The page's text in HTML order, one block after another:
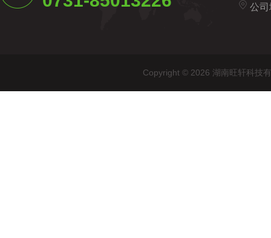
公
Copyright © 2026 湖南旺轩科技